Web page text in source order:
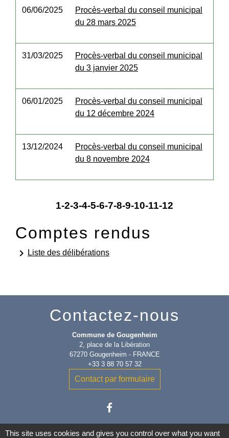
06/06/2025
Procès-verbal du conseil municipal
du 28 mars 2025
31/03/2025
Procès-verbal du conseil municipal
du 3 janvier 2025
06/01/2025
Procès-verbal du conseil municipal
du 12 décembre 2024
13/12/2024
Procès-verbal du conseil municipal
du 8 novembre 2024
1-2-3-4-5-6-7-8-9-10-11-12
Comptes rendus
keyboard_arrow_right Liste des délibérations
Contactez-nous
Commune de Gougenheim
2, place de la Libération
67270 Gougenheim - FRANCE
+33 3 88 70 57 32
Contact par formulaire
This site uses cookies and gives you control over what you want